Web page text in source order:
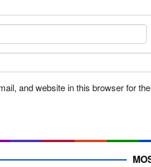
and website in this browser for